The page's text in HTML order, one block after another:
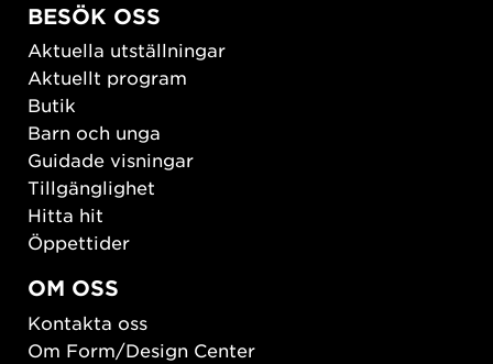
BESÖK OSS
Aktuella utställningar
Aktuellt program
Butik
Barn och unga
Guidade visningar
Tillgänglighet
Hitta hit
Öppettider
OM OSS
Kontakta oss
Om Form/Design Center